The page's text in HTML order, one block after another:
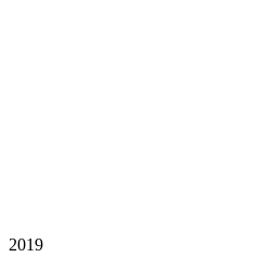
2019